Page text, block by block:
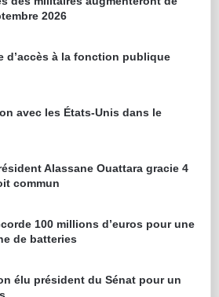
2026
d’accès à la fonction publique
avec les États-Unis dans le
Alassane Ouattara gracie 4
commun
100 millions d’euros pour une
de batteries
élu président du Sénat pour un